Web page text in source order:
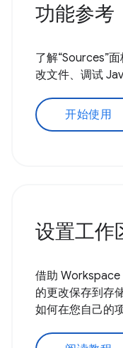
功能参考
了解“Sources”
改文件、调试
开始使用
设置工作
借助 Workspace
的更改保存到存
如何在您自己的